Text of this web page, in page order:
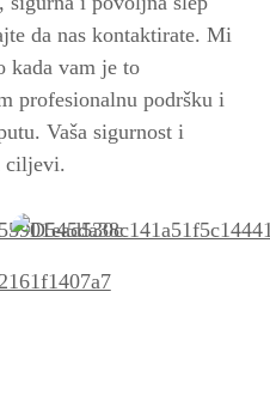
da nas kontaktirate. Mi
kada vam je to
profesionalnu podršku i
Vaša sigurnost i
ciljevi.